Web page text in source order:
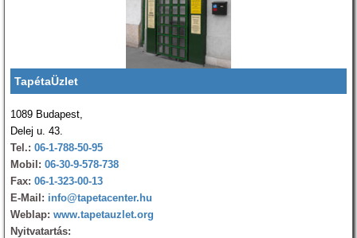
TapétaÜzlet
1089 Budapest,
Delej u. 43.
Tel.: 06-1-788-50-95
Mobil: 06-30-9-578-738
Fax: 06-1-323-00-13
E-Mail: info@tapetacenter.hu
Weblap: www.tapetauzlet.org
Nyitvatartás: